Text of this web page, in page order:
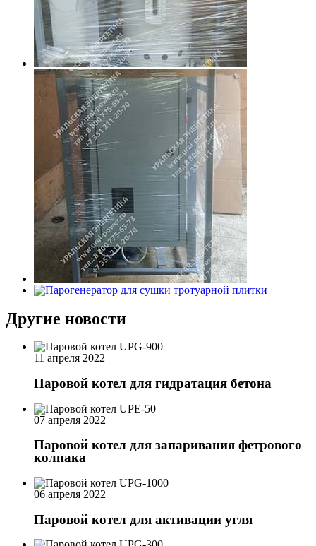
Другие новости
11 апреля 2022
Паровой котел для гидратация бетона
07 апреля 2022
Паровой котел для запаривания фетрового
колпака
06 апреля 2022
Паровой котел для активации угля